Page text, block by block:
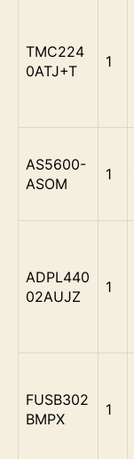
TMC224
0ATJ+T
1
AS5600-
ASOM
1
ADPL440
02AUJZ
1
FUSB302
BMPX
1